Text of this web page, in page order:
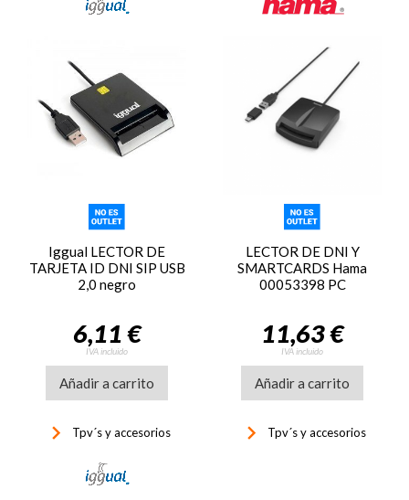
Iggual LECTOR DE
TARJETA ID DNI SIP USB
2,0 negro
6,11 €
IVA incluido
Añadir a carrito
keyboard_arrow_right Tpv´s y accesorios
LECTOR DE DNI Y
SMARTCARDS Hama
00053398 PC
11,63 €
IVA incluido
Añadir a carrito
keyboard_arrow_right Tpv´s y accesorios